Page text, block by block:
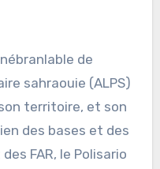
de
sahraouie (ALPS)
territoire, et son
des bases et des
FAR, le Polisario